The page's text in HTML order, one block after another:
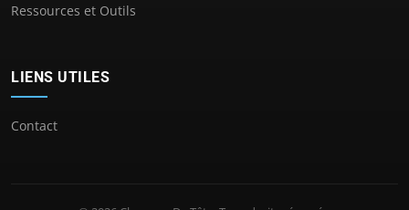
Ressources et Outils
LIENS UTILES
Contact